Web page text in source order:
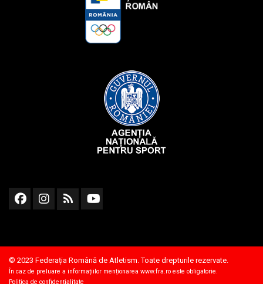
© 2023 Federația Română de Atletism. Toate drepturile rezervate.
În caz de preluare a informațiilor menționarea www.fra.ro este obligatorie.
Politica de confidențialitate